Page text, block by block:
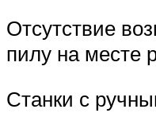
Отсутствие
пилу на месте
Станки с